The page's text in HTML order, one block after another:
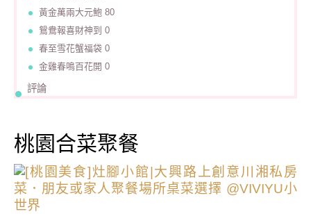
黃金萬兩大元鮑 80
鴛鴦報喜財神到 0
春至雪花蟹福袋 0
金雞春鳴百花開 0
評論
桃園合菜聚餐